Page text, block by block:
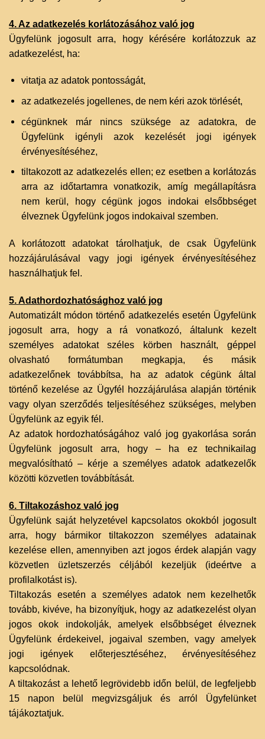
4. Az adatkezelés korlátozásához való jog
Ügyfelünk jogosult arra, hogy kérésére korlátozzuk az
adatkezelést, ha:
vitatja az adatok pontosságát,
az adatkezelés jogellenes, de nem kéri azok törlését,
cégünknek már nincs szüksége az adatokra, de
Ügyfelünk igényli azok kezelését jogi igények
érvényesítéséhez,
tiltakozott az adatkezelés ellen; ez esetben a korlátozás
arra az időtartamra vonatkozik, amíg megállapításra
nem kerül, hogy cégünk jogos indokai elsőbbséget
élveznek Ügyfelünk jogos indokaival szemben.
A korlátozott adatokat tárolhatjuk, de csak Ügyfelünk
hozzájárulásával vagy jogi igények érvényesítéséhez
használhatjuk fel.‌
5. Adathordozhatósághoz való jog
Automatizált módon történő adatkezelés esetén Ügyfelünk
jogosult arra, hogy a rá vonatkozó, általunk kezelt
személyes adatokat széles körben használt, géppel
olvasható formátumban megkapja, és másik
adatkezelőnek továbbítsa, ha az adatok cégünk által
történő kezelése az Ügyfél hozzájárulása alapján történik
vagy olyan szerződés teljesítéséhez szükséges, melyben
Ügyfelünk az egyik fél.
Az adatok hordozhatóságához való jog gyakorlása során
Ügyfelünk jogosult arra, hogy – ha ez technikailag
megvalósítható – kérje a személyes adatok adatkezelők
közötti közvetlen továbbítását.
6. Tiltakozáshoz való jog
Ügyfelünk saját helyzetével kapcsolatos okokból jogosult
arra, hogy bármikor tiltakozzon személyes adatainak
kezelése ellen, amennyiben azt jogos érdek alapján vagy
közvetlen üzletszerzés céljából kezeljük (ideértve a
profilalkotást is).
Tiltakozás esetén a személyes adatok nem kezelhetők
tovább, kivéve, ha bizonyítjuk, hogy az adatkezelést olyan
jogos okok indokolják, amelyek elsőbbséget élveznek
Ügyfelünk érdekeivel, jogaival szemben, vagy amelyek
jogi igények előterjesztéséhez, érvényesítéséhez
kapcsolódnak.
A tiltakozást a lehető legrövidebb időn belül, de legfeljebb
15 napon belül megvizsgáljuk és arról Ügyfelünket
tájákoztatjuk.‌